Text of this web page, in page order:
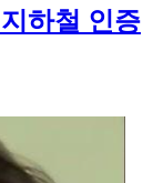
하철 인증